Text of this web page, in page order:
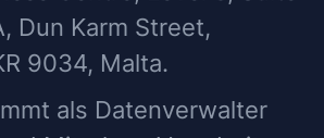
Dun Karm Street,
9034, Malta.
als Datenverwalter